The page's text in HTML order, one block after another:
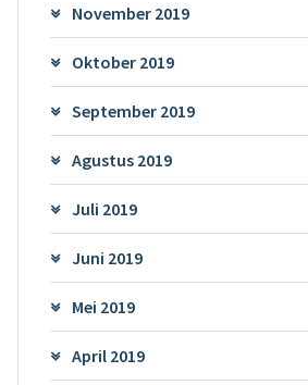
November 2019
Oktober 2019
September 2019
Agustus 2019
Juli 2019
Juni 2019
Mei 2019
April 2019